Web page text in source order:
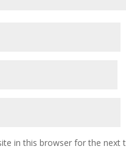
in this browser for the next